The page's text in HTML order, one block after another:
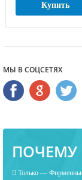
Купить
МЫ В СОЦСЕТЯХ
ПОЧЕМУ
Только —